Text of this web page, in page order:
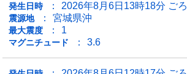
発生日時 2026年8月6日13時18分 ごろ
震源地 宮城県沖
最大震度 1
マグニチュード 3.6